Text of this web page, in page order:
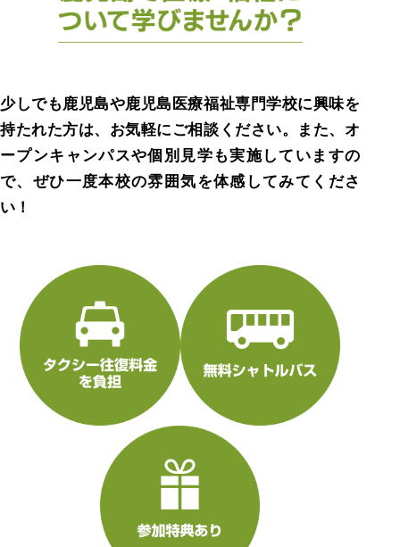
少しでも鹿児島や鹿児島医療福祉専門学校に興味を
持たれた方は、お気軽にご相談ください。また、オ
ープンキャンパスや個別見学も実施していますの
で、ぜひ一度本校の雰囲気を体感してみてくださ
い！